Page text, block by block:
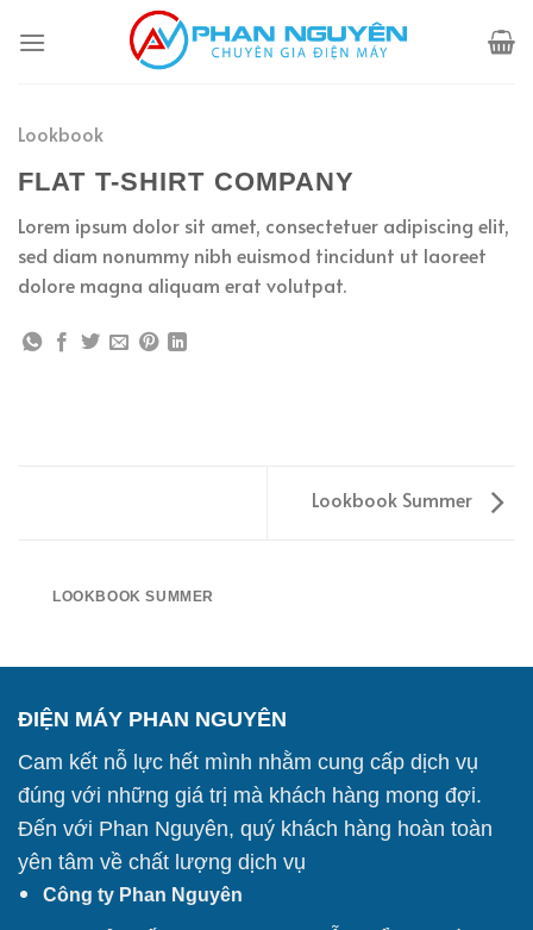
Lookbook
FLAT T-SHIRT COMPANY
Lorem ipsum dolor sit amet, consectetuer adipiscing elit,
sed diam nonummy nibh euismod tincidunt ut laoreet
dolore magna aliquam erat volutpat.
Lookbook Summer
LOOKBOOK SUMMER
ĐIỆN MÁY PHAN NGUYÊN
Cam kết nỗ lực hết mình nhằm cung cấp dịch vụ
đúng với những giá trị mà khách hàng mong đợi.
Đến với Phan Nguyên, quý khách hàng hoàn toàn
yên tâm về chất lượng dịch vụ
Công ty Phan Nguyên